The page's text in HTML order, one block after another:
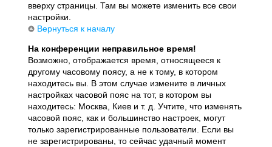
вверху страницы. Там вы можете изменить все свои
настройки.
Вернуться к началу
На конференции неправильное время!
Возможно, отображается время, относящееся к
другому часовому поясу, а не к тому, в котором
находитесь вы. В этом случае измените в личных
настройках часовой пояс на тот, в котором вы
находитесь: Москва, Киев и т. д. Учтите, что изменять
часовой пояс, как и большинство настроек, могут
только зарегистрированные пользователи. Если вы
не зарегистрированы, то сейчас удачный момент